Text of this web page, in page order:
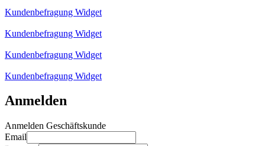
Kundenbefragung Widget
Kundenbefragung Widget
Kundenbefragung Widget
Kundenbefragung Widget
Anmelden
Anmelden Geschäftskunde
Email